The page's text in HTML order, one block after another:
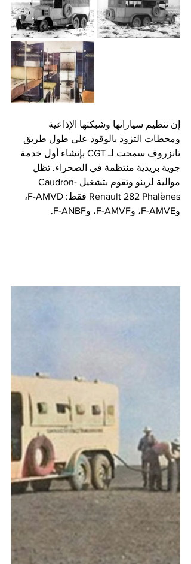
إن تنظيم سياراتها وشبكتها الإذاعية
ومحطات التزود بالوقود على طول طريق
تانزروف سمحت لـ CGT بإنشاء أول خدمة
جوية بريدية منتظمة في الصحراء. تظل
موالية لرينو وتقوم بتشغيل Caudron-
Renault 282 Phalènes فقط: F-AMVD،
وF-AMVE، وF-AMVF، وF-ANBF.